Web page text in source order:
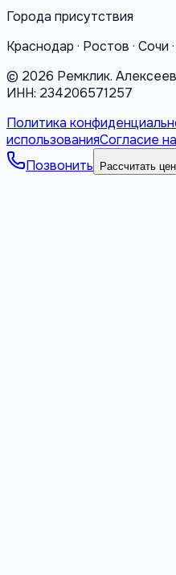
Города присутствия
Краснодар · Ростов · Сочи
© 2026 Ремклик.
ИНН: 234206571257
Политика
использованияСогласие
Позвонить
Рассчитать